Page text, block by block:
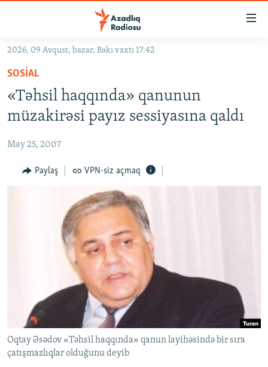
Əsas
qayıt
Əsas
naviqasiyaya
qayıt
GÜNDƏM
#İZAHLA
KORRUPSIOMETR
FƏRQƏ BAX
QANUNI DOĞRU
MULTIMEDIA
FOTOQALEREYA
KARIKATURA
RADIO ARXIV
AZƏRBAYCAN ƏDƏBIYYATI KITABXANASI
İSLAM VƏ DEMOKRATIYA
İZ - MƏDƏNIYYƏT PROQRAMI
HAQQIMIZDA
PEŞƏ ETIKASI VƏ JURNALISTIKA STANDARTLARIMIZ
MATERIALLARIMIZDAN ISTIFADƏ
AZADLIQRADIOSU MOBIL TELEFONUNUZDA
RFE/RL-in bütün saytları
2026, 09 Avqust, bazar, Bakı vaxtı 17:42
SOSIAL
«Təhsil haqqında» qanunun
müzakirəsi payız sessiyasına qaldı
May 25, 2007
Paylaş VPN-siz açmaq
Oqtay Əsədov «Təhsil haqqında» qanun layihəsində bir sıra
çatışmazlıqlar olduğunu deyib